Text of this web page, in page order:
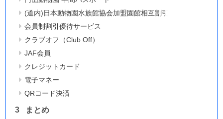
(道内)日本動物園水族館協会加盟園館相互割引
会員制割引優待サービス
クラブオフ（Club Off）
JAF会員
クレジットカード
電子マネー
QRコード決済
まとめ